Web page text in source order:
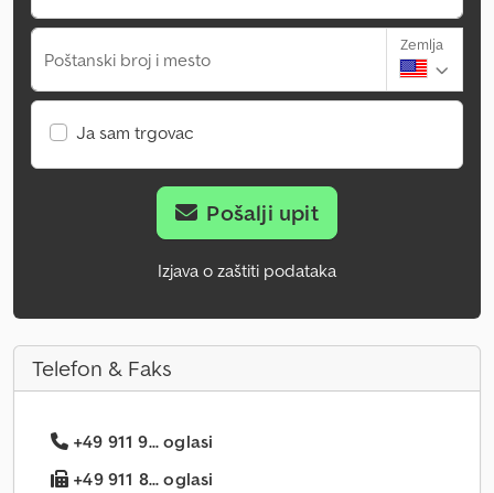
Poštanski broj i mesto
Zemlja
Ja sam trgovac
Pošalji upit
Izjava o zaštiti podataka
Telefon & Faks
+49 911 9... oglasi
+49 911 8... oglasi